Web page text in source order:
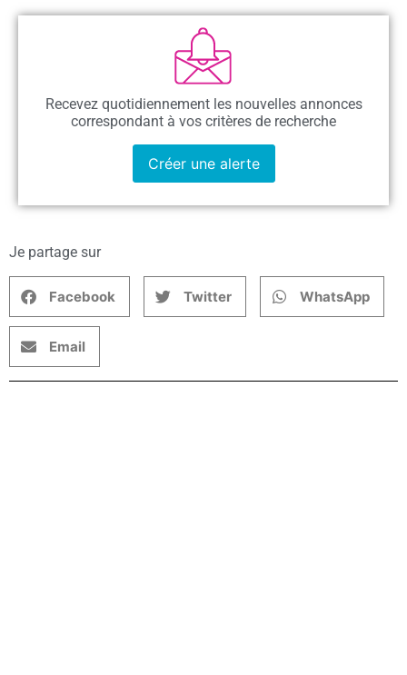
Recevez quotidiennement les nouvelles annonces
correspondant à vos critères de recherche
Créer une alerte
Je partage sur
Facebook Twitter WhatsApp
Email